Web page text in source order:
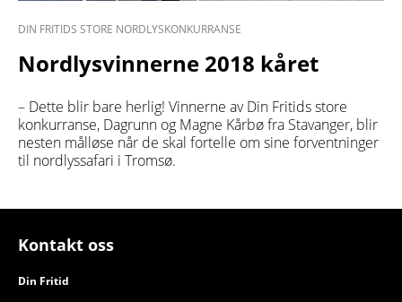
DIN FRITIDS STORE NORDLYSKONKURRANSE
Nordlysvinnerne 2018 kåret
– Dette blir bare herlig! Vinnerne av Din Fritids store
konkurranse, Dagrunn og Magne Kårbø fra Stavanger, blir
nesten målløse når de skal fortelle om sine forventninger
til nordlyssafari i Tromsø.
Kontakt oss
Din Fritid